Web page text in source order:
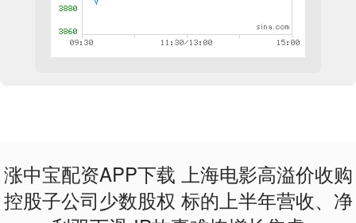
涨中宝配资APP下载 上海电影高溢价收购
控股子公司少数股权 标的上半年营收、净